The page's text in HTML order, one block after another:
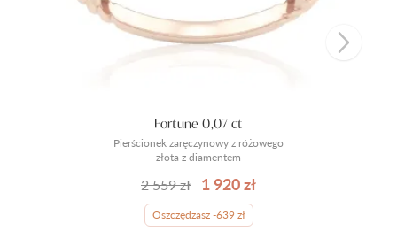
Pierścionek zaręczynowy z różowego
złota z diamentem
Fortune 0,07 ct
2 559 zł 1 920 zł
Oszczędzasz -639 zł